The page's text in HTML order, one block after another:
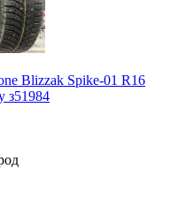
Blizzak Spike-01 R16
з51984